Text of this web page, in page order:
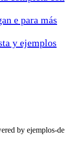
e para más
y ejemplos
by ejemplos-de